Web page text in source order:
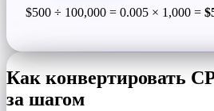
$500 ÷ 100,000 = 0.005 × 1,000 =
Как конвертировать
за шагом